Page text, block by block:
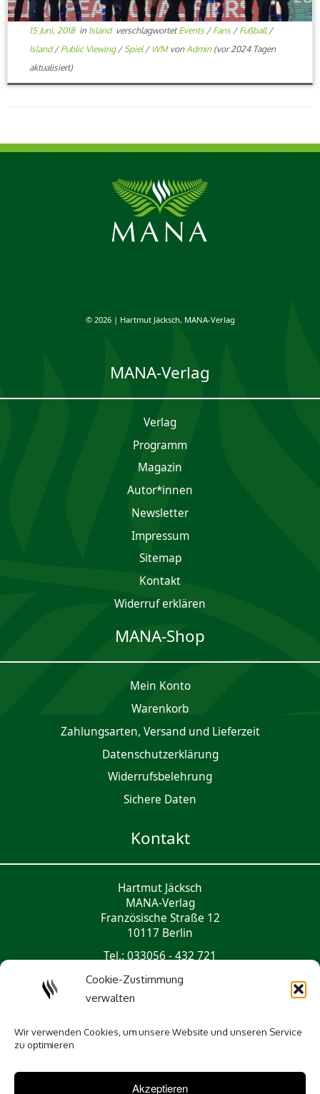
Cookie-Zustimmung
verwalten
Wir verwenden Cookies, um unsere Website und unseren Service
zu optimieren
Akzeptieren
15 Juni, 2018in Island verschlagwortetEvents / Fans / Fußball /
Island/ Public Viewing / Spiel / WM von Admin(vor 2024 Tagen
aktualisiert)
© 2026 | Hartmut Jäcksch, MANA-Verlag
MANA-Verlag
Verlag
Programm
Magazin
Autor*innen
Newsletter
Impres­sum
Sitemap
Kontakt
Widerruf erklären
MANA-Shop
Mein Konto
Waren­korb
Zahlungsarten, Versand und Lieferzeit
Daten­schutz­er­klärung
Widerrufsbelehrung
Sichere Daten
Kontakt
Hartmut Jäcksch
MANA-Verlag
Französische Straße 12
10117 Berlin
Tel.: 033056 - 432 721
Social Media